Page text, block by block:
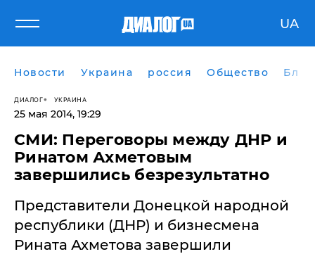
UA
Новости Украина россия Общество
ДИАЛОГ УКРАИНА
25 мая 2014, 19:29
СМИ: Переговоры между ДНР и
Ринатом Ахметовым
завершились безрезультатно
​Представители Донецкой народной
республики (ДНР) и бизнесмена
Рината Ахметова завершили